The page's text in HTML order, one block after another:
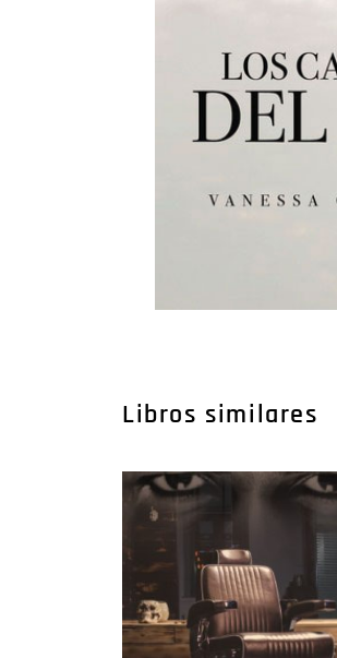
Libros similares